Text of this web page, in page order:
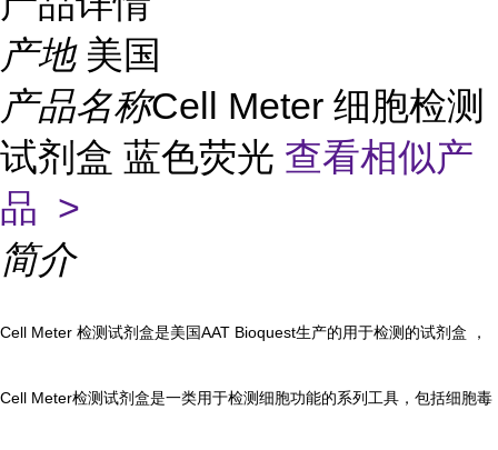
产地 美国
产品名称Cell Meter 细胞检测
试剂盒 蓝色荧光 查看相似产
品 >
简介
Cell Meter 检测试剂盒是美国AAT Bioquest生产的用于检测的试剂盒 ，
Cell Meter检测试剂盒是一类用于检测细胞功能的系列工具，包括细胞毒